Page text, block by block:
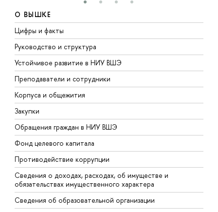
О ВЫШКЕ
Цифры и факты
Руководство и структура
Устойчивое развитие в НИУ ВШЭ
Преподаватели и сотрудники
Корпуса и общежития
Закупки
Обращения граждан в НИУ ВШЭ
Фонд целевого капитала
Противодействие коррупции
Сведения о доходах, расходах, об имуществе и
обязательствах имущественного характера
Сведения об образовательной организации